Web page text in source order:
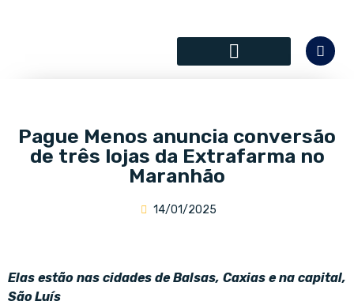
Pague Menos anuncia conversão
de três lojas da Extrafarma no
Maranhão
14/01/2025
Elas estão nas cidades de Balsas, Caxias e na capital,
São Luís